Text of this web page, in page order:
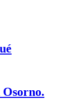
Osorno.